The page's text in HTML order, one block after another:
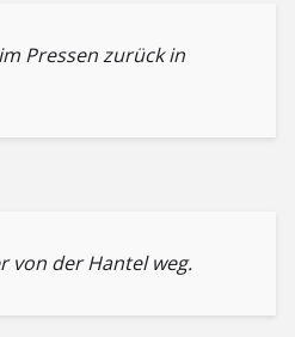
Pressen zurück in
von der Hantel weg.